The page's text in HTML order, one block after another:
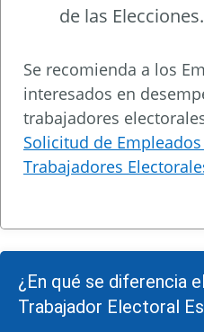
de las Elecciones.
Se recomienda a los
interesados en
trabajadores
Solicitud de
Trabajadores
¿En qué se diferencia
Trabajador Electoral